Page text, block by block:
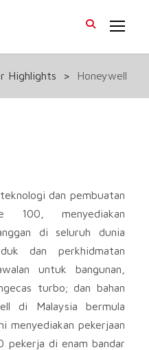
Highlights > Honeywell
dan pembuatan
100, menyediakan
di seluruh dunia
dan perkhidmatan
untuk bangunan,
turbo; dan bahan
di Malaysia bermula
menyediakan pekerjaan
pekerja di enam bandar